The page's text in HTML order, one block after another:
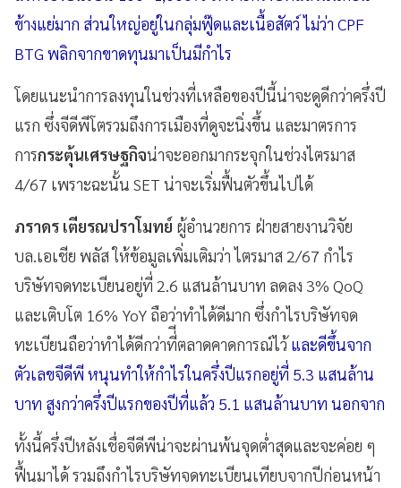
ข้างแย่มาก ส่วนใหญ่อยู่ในกลุ่มฟู๊ดและเนื้อสัตว์ ไม่ว่า CPF
BTG พลิกจากขาดทุนมาเป็นมีกำไร
โดยแนะนำการลงทุนในช่วงที่เหลือของปีนี้น่าจะดูดีกว่าครึ่งปี
แรก ซึ่งจีดีพีโตรวมถึงการเมืองที่ดูจะนิ่งขึ้น และมาตรการ
การกระตุ้นเศรษฐกิจน่าจะออกมากระจุกในช่วงไตรมาส
4/67 เพราะฉะนั้น SET น่าจะเริ่มฟื้นตัวขึ้นไปได้
ภราดร เตียรณปราโมทย์ ผู้อำนวยการ ฝ่ายสายงานวิจัย
บล.เอเชีย พลัส ให้ข้อมูลเพิ่มเติมว่า ไตรมาส 2/67 กำไร
บริษัทจดทะเบียนอยู่ที่ 2.6 แสนล้านบาท ลดลง 3% QoQ
และเติบโต 16% YoY ถือว่าทำได้ดีมาก ซึ่งกำไรบริษัทจด
ทะเบียนถือว่าทำได้ดีกว่าที่ีตลาดคาดการณ์ไว้และดีขึ้นจาก
ตัวเลขจีดีพี หนุนทำให้กำไรในครึ่งปีแรกอยู่ที่ 5.3 แสนล้าน
บาท สูงกว่าครึ่งปีแรกของปีที่แล้ว 5.1 แสนล้านบาท นอกจาก
ทั้งนี้ครึ่งปีหลังเชื่อจีดีพีน่าจะผ่านพ้นจุดต่ำสุดและจะค่อย ๆ
ฟื้นมาได้ รวมถึงกำไรบริษัทจดทะเบียนเทียบจากปีก่อนหน้า